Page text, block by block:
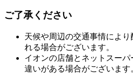
ご了承ください
天候や周辺の交通事情によ
れる場合がございます。
イオンの店舗とネットスー
違いがある場合がございます